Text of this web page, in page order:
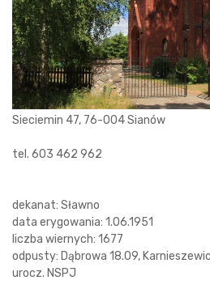
Sieciemin 47, 76-004 Sianów
tel. 603 462 962
dekanat: Sławno
data erygowania: 1.06.1951
liczba wiernych: 1677
odpusty: Dąbrowa 18.09,
urocz. NSPJ